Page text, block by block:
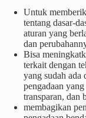
Untuk
tentang dasar-
aturan yang
dan
Bisa
terkait dengan
yang sudah ada
pengadaan
transparan, dan
membagikan